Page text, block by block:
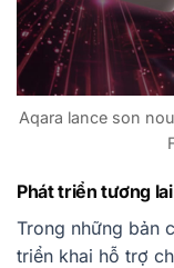
Aqara lance son
Phát triển tương lai
Trong những bản
triển khai hỗ trợ